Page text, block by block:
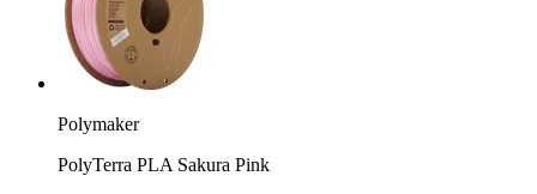
Polymaker
PolyTerra PLA Sakura Pink